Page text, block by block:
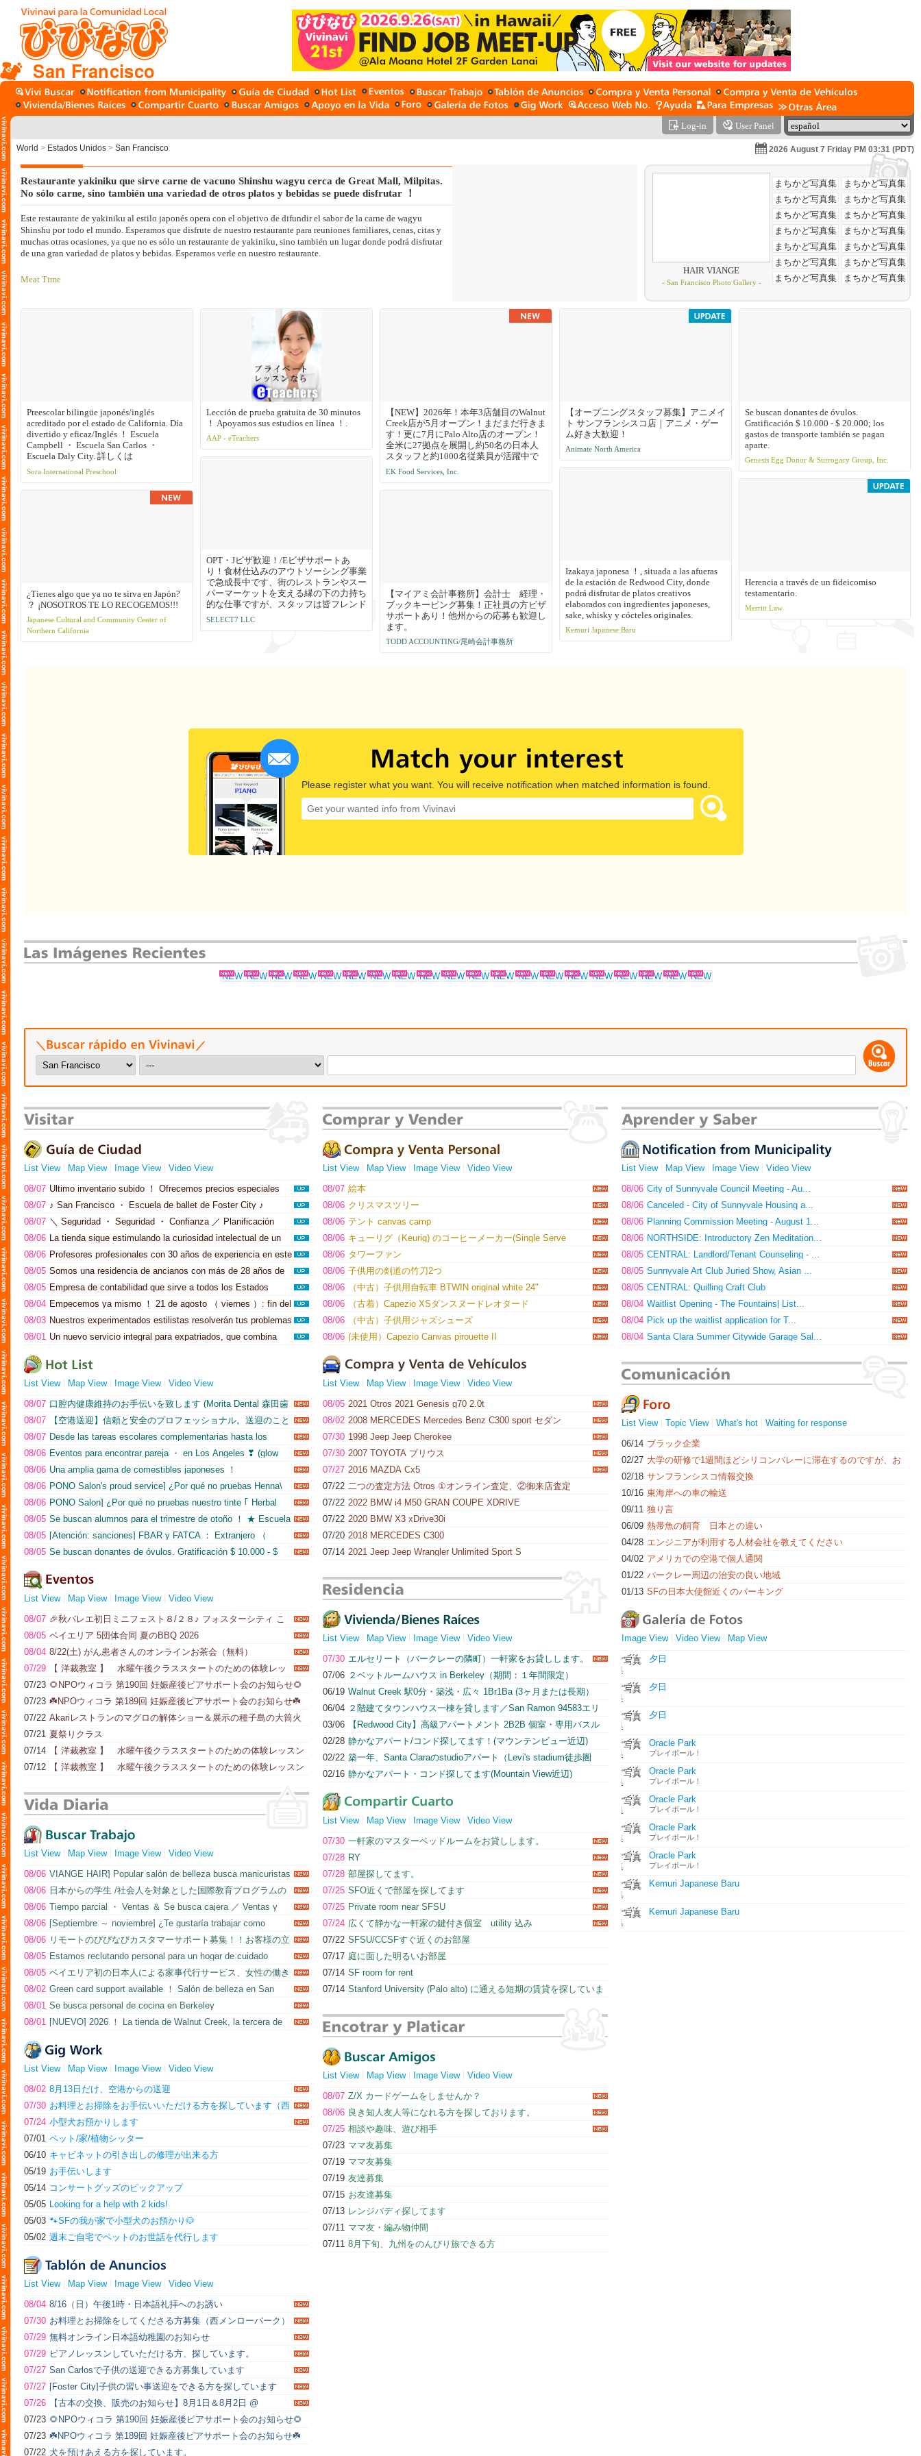
San Francisco
Log-in User Panel
World > Estados Unidos > San Francisco 2026 August 7 Friday PM 03:31 (PDT)
Restaurante yakiniku que sirve carne de vacuno Shinshu wagyu cerca de Great Mall, Milpitas.
No sólo carne, sino también una variedad de otros platos y bebidas se puede disfrutar ！
También ofrecemos deliciosas cajas bento para llevar, perfecto para una comida rápida y
conveniente. Nuestras cajas bento cuentan con una amplia selección de sabrosos platos que
muestran lo mejor de la cocina japonesa y se pueden disfrutar sobre la marcha o en casa.
También disponemos de menús especiales de vez en cuando ！ Además de carne, también son
populares las guarniciones como ensaladas y arroz frito.
Este restaurante de yakiniku al estilo japonés opera con el objetivo de difundir el sabor de la carne de wagyu
Shinshu por todo el mundo. Esperamos que disfrute de nuestro restaurante para reuniones familiares, cenas, citas y
muchas otras ocasiones, ya que no es sólo un restaurante de yakiniku, sino también un lugar donde podrá disfrutar
de una gran variedad de platos y bebidas. Esperamos verle en nuestro restaurante.
Nuestra especialidad es la carne de vacuno Shinshu Premium Wagyu, procedente directamente de Nagano, Japón.
Las cajas bento presentan una amplia selección de sabrosos platos que muestran lo mejor de la cocina japonesa y
Las bebidas incluyen una amplia selección de sake y cerveza, cuidadosamente seleccionados para complementar
Meat Time
HAIR VIANGE
- San Francisco Photo Gallery -
Preescolar bilingüe japonés/inglés
acreditado por el estado de California. Día
divertido y eficaz/Inglés ！ Escuela
Campbell ・ Escuela San Carlos ・
Escuela Daly City. 詳しくは
sorapreschool@gmail.comへお問い合わ
desarrollan habilidades sociales para
interactuar con sus amigos, maestros y
actitud que amplía su potencial para el
futuro. Además, para afinar su sensibilidad
internacional y profundizar en su
comprensión de las diversas culturas,
fomentamos las habilidades lingüísticas
Sora International Preschool
¿Tienes algo que ya no te sirva en Japón?
？ ¡NOSOTROS TE LO RECOGEMOS!!!
Japanese Cultural and Community Center of
Northern California
Lección de prueba gratuita de 30 minutos
！ Apoyamos sus estudios en línea ！.
AAP - eTeachers
OPT・Jビザ歓迎！/Eビザサポートあ
り！食材仕込みのアウトソーシング事業
で急成長中です、街のレストランやスー
パーマーケットを支える縁の下の力持ち
的な仕事ですが、スタッフは皆フレンド
リーで和やかな雰囲気の職場です！
SELECT7 LLC
【NEW】2026年！本年3店舗目のWalnut
Creek店が5月オープン！まだまだ行きま
す！更に7月にPalo Alto店のオープン！
全米に27拠点を展開し約50名の日本人
スタッフと約1000名従業員が活躍中で
す！100%米国法人による安心募集です !
Eビザ5年サポート制度があり、Jビザの
ような2年間の拘束はありません。ま
あります。
EK Food Services, Inc.
【マイアミ会計事務所】会計士 経理・
ブックキーピング募集！正社員の方ビザ
サポートあり！他州からの応募も歓迎し
ます。
TODD ACCOUNTING/尾崎会計事務所
【オープニングスタッフ募集】アニメイ
ト サンフランシスコ店｜アニメ・ゲー
ム好き大歓迎！
Animate North America
Izakaya japonesa ！, situada a las afueras
de la estación de Redwood City, donde
podrá disfrutar de platos creativos
elaborados con ingredientes japoneses,
sake, whisky y cócteles originales.
Kemuri Japanese Baru
Se buscan donantes de óvulos.
Gratificación $ 10.000 - $ 20.000; los
gastos de transporte también se pagan
aparte.
Genesis Egg Donor & Surrogacy Group, Inc.
Herencia a través de un fideicomiso
testamentario.
Merritt Law
Please register what you want. You will receive notification when matched information is found.
List View Map View Image View
Video View
08/07 Último inventario subido ！ Ofrecemos precios especiales
Ofrecemos compras de alto valor, ventas de autos usados y
servicios para satisfacer sus necesidades. ！(AB Auto Town)
08/07 ♪ San Francisco ・ Escuela de ballet de Foster City ♪
adultos; las personas sin experiencia son más que bienvenidas.(モ
ニーク・バレエ SF＆FC)
08/07 ＼ Seguridad ・ Seguridad ・ Confianza ／ Planificación
eventos ・ Traslados cena, alquiler privado （ Charters ） etc.(AM
World Express)
08/06 La tienda sigue estimulando la curiosidad intelectual de un
(Kinokuniya San Franc...)
08/06 Profesores profesionales con 30 años de experiencia en este
que viven en países de todo el mundo. Muchos estudiantes en el
área de la bahía ！ [Superar las dificultades ・ Preparación de
exámenes ・ Los que no pueden asistir a la escuela suplementaria
・ Apoya la tarea de la escuela suplementaria ！ Eventos
takumi」)
08/05 Somos una residencia de ancianos con más de 28 años de
japoneses, japoneses-americanos y chinos. Nuestro lema es
proporcionar una vida con deliciosa sopa de miso. Si le preocupa
que los centros de asistencia social en EE.UU. sean caros ！,
venga a visitar American River Care Home.(American River Care
08/05 Empresa de contabilidad que sirve a todos los Estados
Tax Returns ™, formación de empresas en los Estados Unidos,
etc. Declaraciones de impuestos ＄ 10 tarjetas de regalo para
"See Vivinavi" ！ Deje en nuestras manos todos los asuntos
contables como declaraciones de impuestos, impuestos, cuentas
entre Japón y los Estados Unidos con procedimientos rápidos y
atención posterior ！ Japonés e inglés están disponibles. Podemos
ofrecerle una amplia gama de servicios tanto en japonés como en
inglés, por lo que los clientes que no se sientan cómodos con el
08/04 Empecemos ya mismo ！ 21 de agosto （ viernes ）: fin del
de las clases ordinarias del segundo trimestre ！ ！ Clases
híbridas presenciales y en línea ！ En la escuela SAPIX
INTERNATIONAL de San José, todas las clases se pueden seguir
desde 1.º de primaria hasta el instituto.(SAPIX INTERNATIONAL
...)
08/03 Nuestros experimentados estilistas resolverán tus problemas
solucionar tus problemas capilares o hacer que parezcas un ídolo
08/01 Un nuevo servicio integral para expatriados, que combina
Podemos ayudarle con su vivienda y su coche. (駐在サポート,
LLC.（シリコンバレー...)
List View
Map View Image View
Video View
08/07 口腔内健康維持のお手伝いを致します (Morita Dental 森田歯
08/07
【空港送迎】信頼と安全のプロフェッショナル。送迎のこと
08/07 Desde las tareas escolares complementarias hasta los
proporcionan una orientación fiable ！ Clases con zoom, por lo que
no hay necesidad de recoger y dejar a los estudiantes. (オンライン
プロ家庭教師「匠takumi」)
08/06 Eventos para encontrar pareja ・ en Los Ángeles ❣ (glow
08/06 Una amplia gama de comestibles japoneses ！
08/06 PONO Salon's proud service] ¿Por qué no pruebas Henna\
08/06 PONO Salon] ¿Por qué no pruebas nuestro tinte ｢ Herbal
(Pono Hair Salon)
08/05 Se buscan alumnos para el trimestre de otoño ！ ★ Escuela
08/05 [Atención: sanciones] FBAR y FATCA ： Extranjero （
Japón ） Obligación de presentar la declaración de patrimonio
(Todd's Accounti...)
08/05 Se buscan donantes de óvulos. Gratificación $ 10.000 - $
(Genesis Egg Donor & ...)
List View Map View Image View
Video View
08/07 🎉秋バレエ初日ミニフェスト８/２８♪ フォスターシティ こ
どもバレエ秋コーススタート！🩰✨
08/05 ベイエリア 5団体合同 夏のBBQ 2026
08/04 8/22(土) がん患者さんのオンラインお茶会（無料）
07/29
【 洋裁教室 】 水曜午後クラススタートのための体験レッ
07/23 🌻NPOウィコラ 第190回 妊娠産後ピアサポート会のお知らせ🌻
07/23 ☘️NPOウィコラ 第189回 妊娠産後ピアサポート会のお知らせ☘️
07/22 Akariレストランのマグロの解体ショー＆展示の種子島の大筒火
07/21 夏祭りクラス
07/14
【 洋裁教室 】 水曜午後クラススタートのための体験レッスン
＆説明会
07/12
【 洋裁教室 】 水曜午後クラススタートのための体験レッスン
List View Map View Image View
Video View
08/06 VIANGE HAIR] Popular salón de belleza busca manicuristas
y oculistas ☆ ¿Desea utilizar sus habilidades en EE.UU. ？?
08/06 日本からの学生 /社会人を対象とした国際教育プログラムの
または日本からのリモート勤務。(正社員/パート/OPT/インターン/
ボランティア/学生アルバイト）- 経験不問- スタッフ同士のコミュ
ニケーションを大切にしています。
08/06 Tiempo parcial ・ Ventas ＆ Se busca cajera ／ Ventas y
08/06 [Septiembre ～ noviembre] ¿Te gustaría trabajar como
dependiente en la tienda temporal de Kinokuniya? ？
08/06 リモートのびびなびカスタマーサポート募集！！お客様の立
08/05 Estamos reclutando personal para un hogar de cuidado
japonés americano en Sacramento. No se necesita experiencia ！.
08/05 ベイエリア初の日本人による家事代行サービス、女性の働き
08/02 Green card support available ！ Salón de belleza en San
a los clientes.
08/01 Se busca personal de cocina en Berkeley
08/01 [NUEVO] 2026 ！ La tienda de Walnut Creek, la tercera de
Además, en julio abrirá la tienda de Palo Alto ！ Contamos con 27
establecimientos en todo Estados Unidos, donde trabajan unos 50
empleados japoneses y unos 1000 ！ ¡Oferta de empleo 100 %
segura a través de una sociedad estadounidense! Contamos con
compromiso de dos años que supone el visado J. Además, al
tratarse de una sociedad estadounidense, no hay formación alguna
en Japón, por lo que podrás empezar a trabajar de forma práctica in
situ nada más llegar a EE. UU. También contamos con un sistema
de vacaciones pagadas y de descanso, y la mayoría de los
empleados disfrutan cada año de entre una y dos semanas de
el éxito en Estados Unidos en el menor tiempo posible y
experimentar de lleno un estilo de trabajo y una diversión que no
encontrarás en Japón.
List View Map View Image View
Video View
08/02 8月13日だけ、空港からの送迎
07/30 お料理とお掃除をお手伝いいただける方を探しています（西
メンローパーク）
07/24 小型犬お預かりします
07/01 ペット/家/植物シッター
06/10 キャビネットの引き出しの修理が出来る方
05/19 お手伝いします
05/14 コンサートグッズのピックアップ
05/05 Looking for a help with 2 kids!
05/03 🐾SFの我が家で小型犬のお預かり🐶
05/02 週末ご自宅でペットのお世話を代行します
List View Map View Image View
Video View
08/04 8/16（日）午後1時・日本語礼拝へのお誘い
07/30 お料理とお掃除をしてくださる方募集（西メンローパーク）
07/29 無料オンライン日本語幼稚園のお知らせ
07/29 ピアノレッスンしていただける方、探しています。
07/27 San Carlosで子供の送迎できる方募集しています
07/27 [Foster City]子供の習い事送迎をできる方を探しています
07/26
【古本の交換、販売のお知らせ】8月1日＆8月2日 @
Voyager Craft Coffee in Cupertino
07/23 🌻NPOウィコラ 第190回 妊娠産後ピアサポート会のお知らせ🌻
07/23 ☘️NPOウィコラ 第189回 妊娠産後ピアサポート会のお知らせ☘️
07/22 犬を預けあえる方を探しています。
List View Map View Image View
Video View
08/07 絵本
08/06 クリスマスツリー
08/06 テント canvas camp
08/06 キューリグ（Keurig) のコーヒーメーカー(Single Serve
08/06 タワーファン
08/06 子供用の剣道の竹刀2つ
08/06
（中古）子供用自転車 BTWIN original white 24"
08/06
（古着）Capezio XSダンスヌードレオタード
08/06
（中古）子供用ジャズシューズ
08/06 (未使用）Capezio Canvas pirouette II
List View Map View Image View
Video View
08/05 2021 Otros 2021 Genesis g70 2.0t
08/02 2008 MERCEDES Mercedes Benz C300 sport セダン
07/30 1998 Jeep Jeep Cherokee
07/30 2007 TOYOTA プリウス
07/27 2016 MAZDA Cx5
07/22 二つの査定方法 Otros ①オンライン査定、②御来店査定
07/22 2022 BMW i4 M50 GRAN COUPE XDRIVE
07/22 2020 BMW X3 xDrive30i
07/20 2018 MERCEDES C300
07/14 2021 Jeep Jeep Wrangler Unlimited Sport S
List View Map View Image View
Video View
07/30 エルセリート（バークレーの隣町）一軒家をお貸しします。
07/06 ２ベットルームハウス in Berkeley（期間：１年間限定）
06/19 Walnut Creek 駅0分・築浅・広々 1Br1Ba (3ヶ月または長期）
06/04 ２階建てタウンハウス一棟を貸します／San Ramon 94583エリ
03/06
【Redwood City】高級アパートメント 2B2B 個室・専用バスル
ーム（$2200/月）即入居可
02/28 静かなアパート/コンド探してます！(マウンテンビュー近辺)
02/22 築一年、Santa Claraのstudioアパート（Levi's stadium徒歩圏
02/16 静かなアパート・コンド探してます(Mountain View近辺)
List View Map View Image View
Video View
07/30 一軒家のマスターベッドルームをお貸しします。
07/28 RY
07/28 部屋探してます。
07/25 SFO近くで部屋を探してます
07/25 Private room near SFSU
07/24 広くて静かな一軒家の鍵付き個室 utility 込み
07/22 SFSU/CCSFすぐ近くのお部屋
07/17 庭に面した明るいお部屋
07/14 SF room for rent
07/14 Stanford University (Palo alto) に通える短期の賃貸を探していま
List View Map View Image View
Video View
08/07 Z/X カードゲームをしませんか？
08/06 良き知人友人等になれる方を探しております。
07/25 相談や趣味、遊び相手
07/23 ママ友募集
07/19 ママ友募集
07/19 友達募集
07/15 お友達募集
07/13 レンジバディ探してます
07/11 ママ友・編み物仲間
07/11 8月下旬、九州をのんびり旅できる方
List View Map View Image View
Video View
08/06 City of Sunnyvale Council Meeting - Au...
08/06 Canceled - City of Sunnyvale Housing a...
08/06 Planning Commission Meeting - August 1...
08/06 NORTHSIDE: Introductory Zen Meditation...
08/05 CENTRAL: Landlord/Tenant Counseling - ...
08/05 Sunnyvale Art Club Juried Show, Asian ...
08/05 CENTRAL: Quilling Craft Club
08/04 Waitlist Opening - The Fountains| List...
08/04 Pick up the waitlist application for T...
08/04 Santa Clara Summer Citywide Garage Sal...
List View Topic View What's hot
Waiting for response
06/14 ブラック企業
02/27 大学の研修で1週間ほどシリコンバレーに滞在するのですが、お
すすめの場所はありますか？
02/18 サンフランシスコ情報交換
10/16 東海岸への車の輸送
09/11 独り言
06/09 熱帯魚の飼育 日本との違い
04/28 エンジニアが利用する人材会社を教えてください
04/02 アメリカでの空港で個人通関
01/22 バークレー周辺の治安の良い地域
01/13 SFの日本大使館近くのパーキング
Image View Video View
Map View
夕日
夕日
夕日
Oracle Park
プレイボール！
Oracle Park
プレイボール！
Oracle Park
プレイボール！
Oracle Park
プレイボール！
Oracle Park
プレイボール！
Kemuri Japanese Baru
Kemuri Japanese Baru